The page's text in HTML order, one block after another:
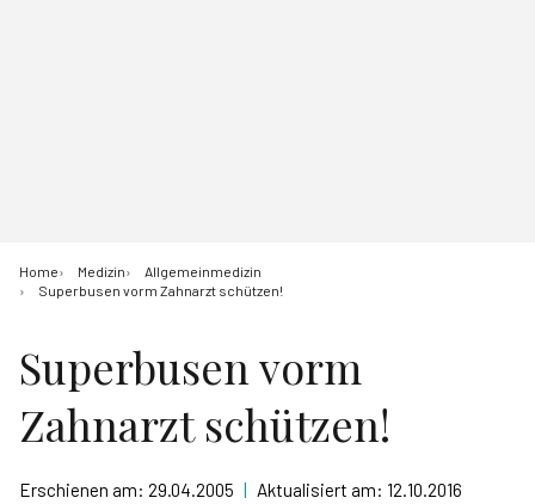
Home Medizin
Allgemeinmedizin
Superbusen vorm Zahnarzt schützen!
Superbusen vorm
Zahnarzt schützen!
Erschienen am: 29.04.2005 | Aktualisiert am: 12.10.2016